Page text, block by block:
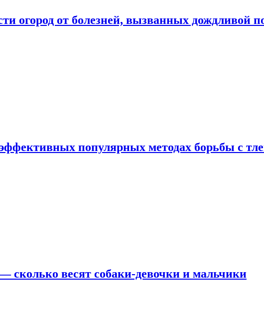
огород от болезней, вызванных дождливой
популярных методах борьбы с
сколько весят собаки-девочки и мальчики